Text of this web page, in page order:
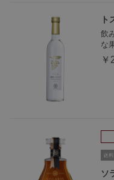
飲
な
￥
ソ